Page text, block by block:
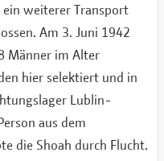
ein weiterer Transport
Am 3. Juni 1942
Männer im Alter
hier selektiert und in
Lublin-
aus dem
die Shoah durch Flucht.